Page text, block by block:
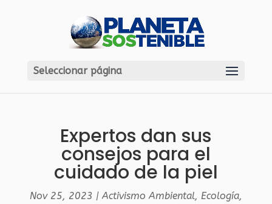
Seleccionar página
Expertos dan sus
consejos para el
cuidado de la piel
Nov 25, 2023 |Activismo Ambiental, Ecología,